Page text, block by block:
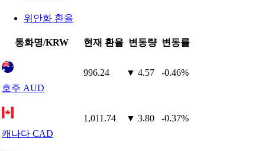
위안화 환율
통화명/KRW 현재 환율 변동량 변동률
호주 AUD
996.24 ▼ 4.57 -0.46%
캐나다 CAD
1,011.74 ▼ 3.80 -0.37%